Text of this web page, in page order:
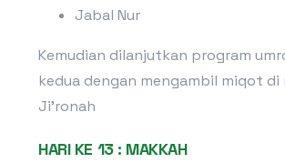
Jabal Nur
Kemudian dilanjutkan program
kedua dengan mengambil miqot di
Ji’ronah
HARI KE 13 : MAKKAH